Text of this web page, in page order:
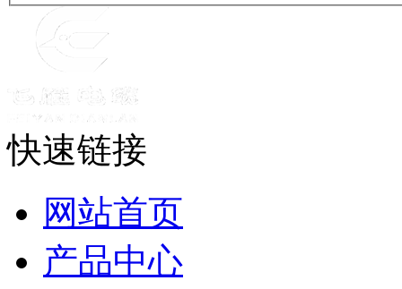
快速链接
网站首页
产品中心